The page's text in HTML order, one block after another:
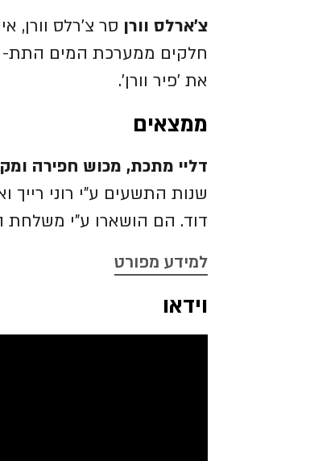
צ'ארלס וורן
חלקים ממערכת המים התת-
את 'פיר וורן'.
ממצאים
דליי מתכת, מכוש חפירה
שנות התשעים ע"י רוני
דוד. הם הושארו ע"י
למידע מפורט
וידאו